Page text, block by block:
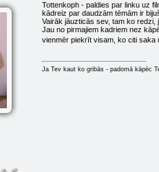
Tottenkoph - paldies par linku uz
kādreiz par daudzām tēmām ir
Vairāk jāuzticās sev, tam ko
Jau no pirmajiem kadriem nez
vienmēr piekrīt visam, ko citi
Ja Tev kaut ko gribās - padomā kāpēc